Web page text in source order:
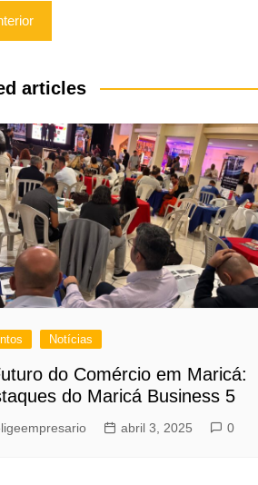
articles
Notícias
do Comércio em Maricá:
do Maricá Business 5
abril 3, 2025 0